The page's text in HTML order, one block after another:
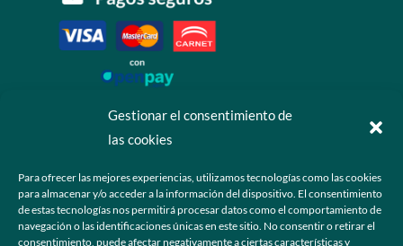
Gestionar el consentimiento de
las cookies
Para ofrecer las mejores experiencias, utilizamos tecnologías como las cookies
para almacenar y/o acceder a la información del dispositivo. El consentimiento
de estas tecnologías nos permitirá procesar datos como el comportamiento de
navegación o las identificaciones únicas en este sitio. No consentir o retirar el
consentimiento, puede afectar negativamente a ciertas características y
 +52 55 6173 7725 (Ventas)
 hola@grupo-omk.com